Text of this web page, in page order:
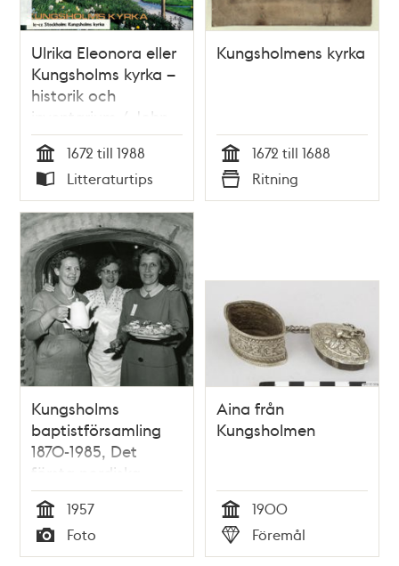
Ulrika Eleonora eller
Kungsholms kyrka –
historik och
inventarium / John
Stenung
Tid
1672 till 1988
Typ
Litteraturtips
Kungsholmens kyrka
Tid
1672 till 1688
Typ
Ritning
Kungsholms
baptistförsamling
1870-1985, Det
första nordiska
sångartinget,
påsken 1957
Tid
1957
Typ
Foto
Aina från
Kungsholmen
Tid
1900
Typ
Föremål